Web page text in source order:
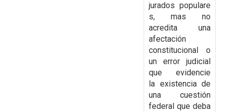
jurados populare
s, mas no
acredita una
afectación
constitucional o
un error judicial
que evidencie
la existencia de
una cuestión
federal que deba